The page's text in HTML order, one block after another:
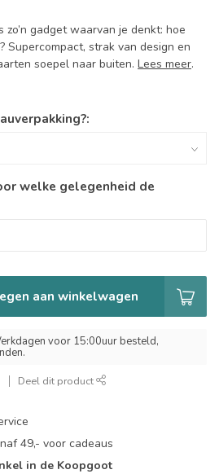
gadget waarvan je denkt: hoe
Supercompact, strak van design en
soepel naar buiten. Lees meer.
welke gelegenheid de
aan winkelwagen
voor 15:00uur besteld,
Deel dit product
49,- voor cadeaus
in de Koopgoot